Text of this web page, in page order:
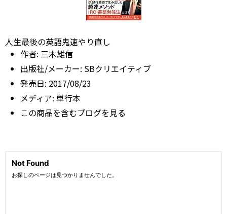
人生最後の英語鬼速やり直し
作者: 三木雄信
出版社/メーカー: SBクリエイティブ
発売日: 2017/08/23
メディア: 単行本
この商品を含むブログを見る